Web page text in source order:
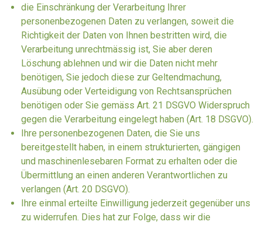
die Einschränkung der Verarbeitung Ihrer
personenbezogenen Daten zu verlangen, soweit die
Richtigkeit der Daten von Ihnen bestritten wird, die
Verarbeitung unrechtmässig ist, Sie aber deren
Löschung ablehnen und wir die Daten nicht mehr
benötigen, Sie jedoch diese zur Geltendmachung,
Ausübung oder Verteidigung von Rechtsansprüchen
benötigen oder Sie gemäss Art. 21 DSGVO Widerspruch
gegen die Verarbeitung eingelegt haben (Art. 18 DSGVO).
Ihre personenbezogenen Daten, die Sie uns
bereitgestellt haben, in einem strukturierten, gängigen
und maschinenlesebaren Format zu erhalten oder die
Übermittlung an einen anderen Verantwortlichen zu
verlangen (Art. 20 DSGVO).
Ihre einmal erteilte Einwilligung jederzeit gegenüber uns
zu widerrufen. Dies hat zur Folge, dass wir die